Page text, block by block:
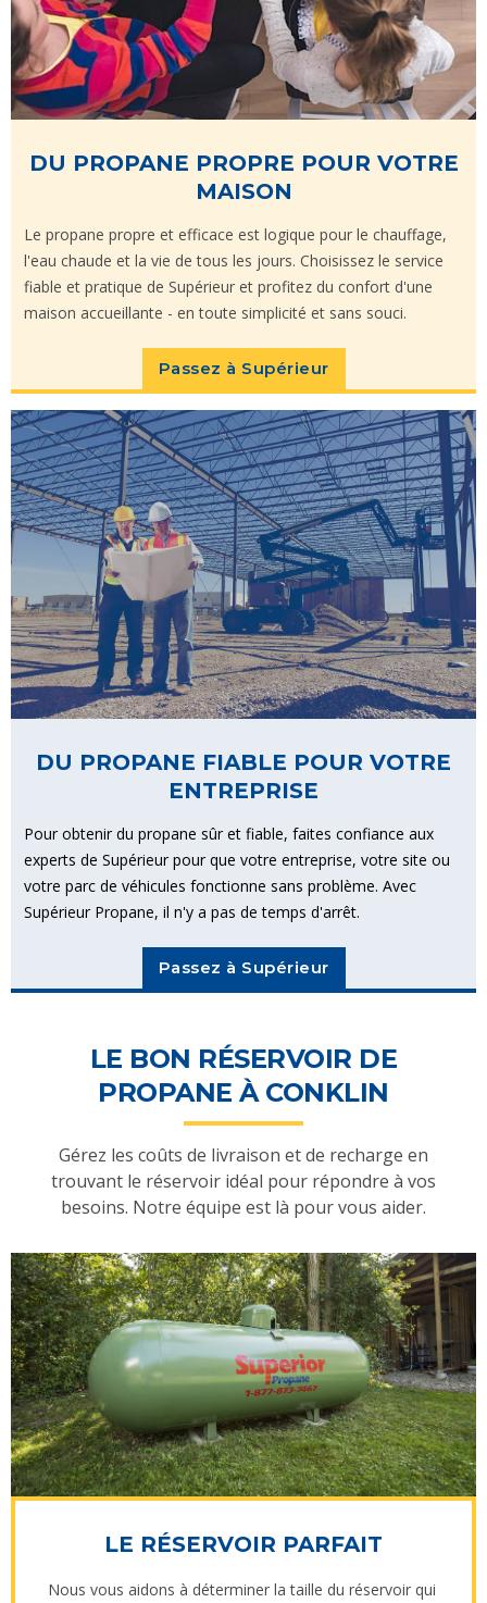
DU PROPANE PROPRE POUR VOTRE
MAISON
Le propane propre et efficace est logique pour le chauffage,
l'eau chaude et la vie de tous les jours. Choisissez le service
fiable et pratique de Supérieur et profitez du confort d'une
maison accueillante - en toute simplicité et sans souci.
Passez à Supérieur
DU PROPANE FIABLE POUR VOTRE
ENTREPRISE
Pour obtenir du propane sûr et fiable, faites confiance aux
experts de Supérieur pour que votre entreprise, votre site ou
votre parc de véhicules fonctionne sans problème. Avec
Supérieur Propane, il n'y a pas de temps d'arrêt.
Passez à Supérieur
LE BON RÉSERVOIR DE
PROPANE À CONKLIN
Gérez les coûts de livraison et de recharge en
trouvant le réservoir idéal pour répondre à vos
besoins. Notre équipe est là pour vous aider.
LE RÉSERVOIR PARFAIT
Nous vous aidons à déterminer la taille du réservoir qui